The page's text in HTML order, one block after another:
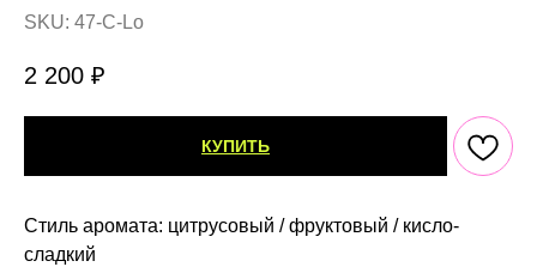
SKU: 47-C-Lo
2 200 ₽
КУПИТЬ
Стиль аромата: цитрусовый / фруктовый / кисло-
сладкий